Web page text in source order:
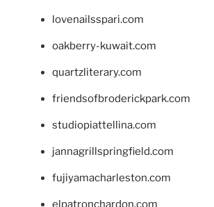
lovenailsspari.com
oakberry-kuwait.com
quartzliterary.com
friendsofbroderickpark.com
studiopiattellina.com
jannagrillspringfield.com
fujiyamacharleston.com
elpatronchardon.com